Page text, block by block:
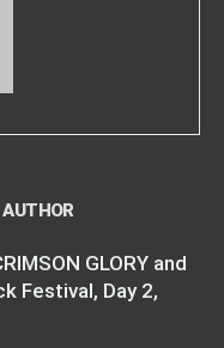
GLORY and
Festival, Day 2,